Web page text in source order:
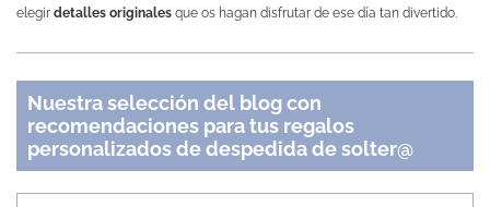
elegir detalles originales que os hagan disfrutar de ese día tan divertido.
Nuestra selección del blog con
recomendaciones para tus regalos
personalizados de despedida de solter@